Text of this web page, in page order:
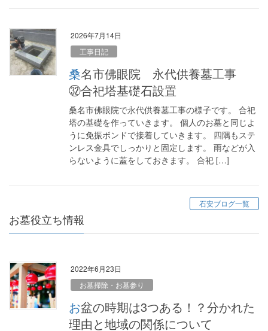
2026年7月14日
工事日記
桑名市佛眼院 永代供養墓工事
㉜合祀塔基礎石設置
桑名市佛眼院で永代供養墓工事の様子です。 合祀
塔の基礎を作っていきます。 個人のお墓と同じよ
うに免振ボンドで接着していきます。 四隅もステ
ンレス金具でしっかりと固定します。 雨などが入
らないように蓋をしておきます。 合祀 […]
石安ブログ一覧
お墓役立ち情報
2022年6月23日
お墓掃除・お墓参り
お盆の時期は3つある！？分かれた
理由と地域の関係について